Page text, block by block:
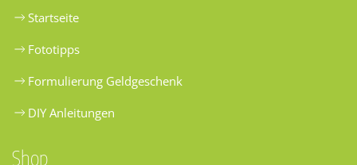
Startseite
Fototipps
Formulierung Geldgeschenk
DIY Anleitungen
Shop